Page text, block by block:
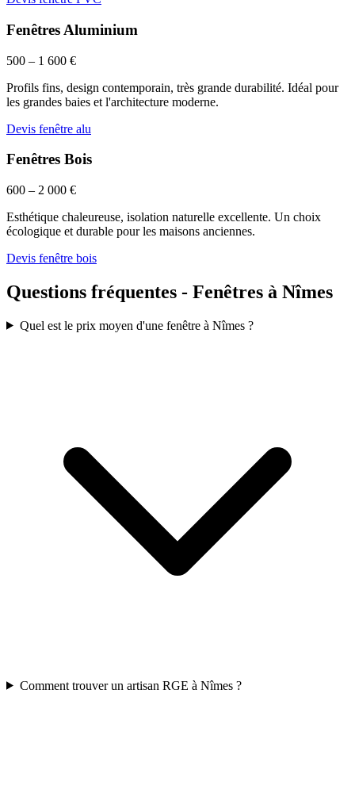
Fenêtres Aluminium
500 – 1 600 €
Profils fins, design contemporain, très grande durabilité. Idéal pour
les grandes baies et l'architecture moderne.
Devis fenêtre alu
Fenêtres Bois
600 – 2 000 €
Esthétique chaleureuse, isolation naturelle excellente. Un choix
écologique et durable pour les maisons anciennes.
Devis fenêtre bois
Questions fréquentes - Fenêtres à Nîmes
Quel est le prix moyen d'une fenêtre à Nîmes ?
Comment trouver un artisan RGE à Nîmes ?